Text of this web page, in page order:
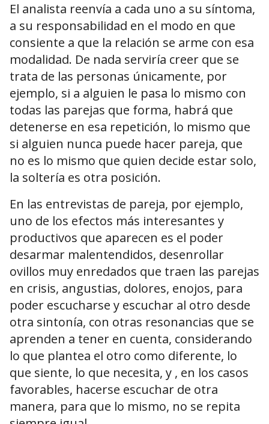
El analista reenvía a cada uno a su síntoma,
a su responsabilidad en el modo en que
consiente a que la relación se arme con esa
modalidad. De nada serviría creer que se
trata de las personas únicamente, por
ejemplo, si a alguien le pasa lo mismo con
todas las parejas que forma, habrá que
detenerse en esa repetición, lo mismo que
si alguien nunca puede hacer pareja, que
no es lo mismo que quien decide estar solo,
la soltería es otra posición.
En las entrevistas de pareja, por ejemplo,
uno de los efectos más interesantes y
productivos que aparecen es el poder
desarmar malentendidos, desenrollar
ovillos muy enredados que traen las parejas
en crisis, angustias, dolores, enojos, para
poder escucharse y escuchar al otro desde
otra sintonía, con otras resonancias que se
aprenden a tener en cuenta, considerando
lo que plantea el otro como diferente, lo
que siente, lo que necesita, y , en los casos
favorables, hacerse escuchar de otra
manera, para que lo mismo, no se repita